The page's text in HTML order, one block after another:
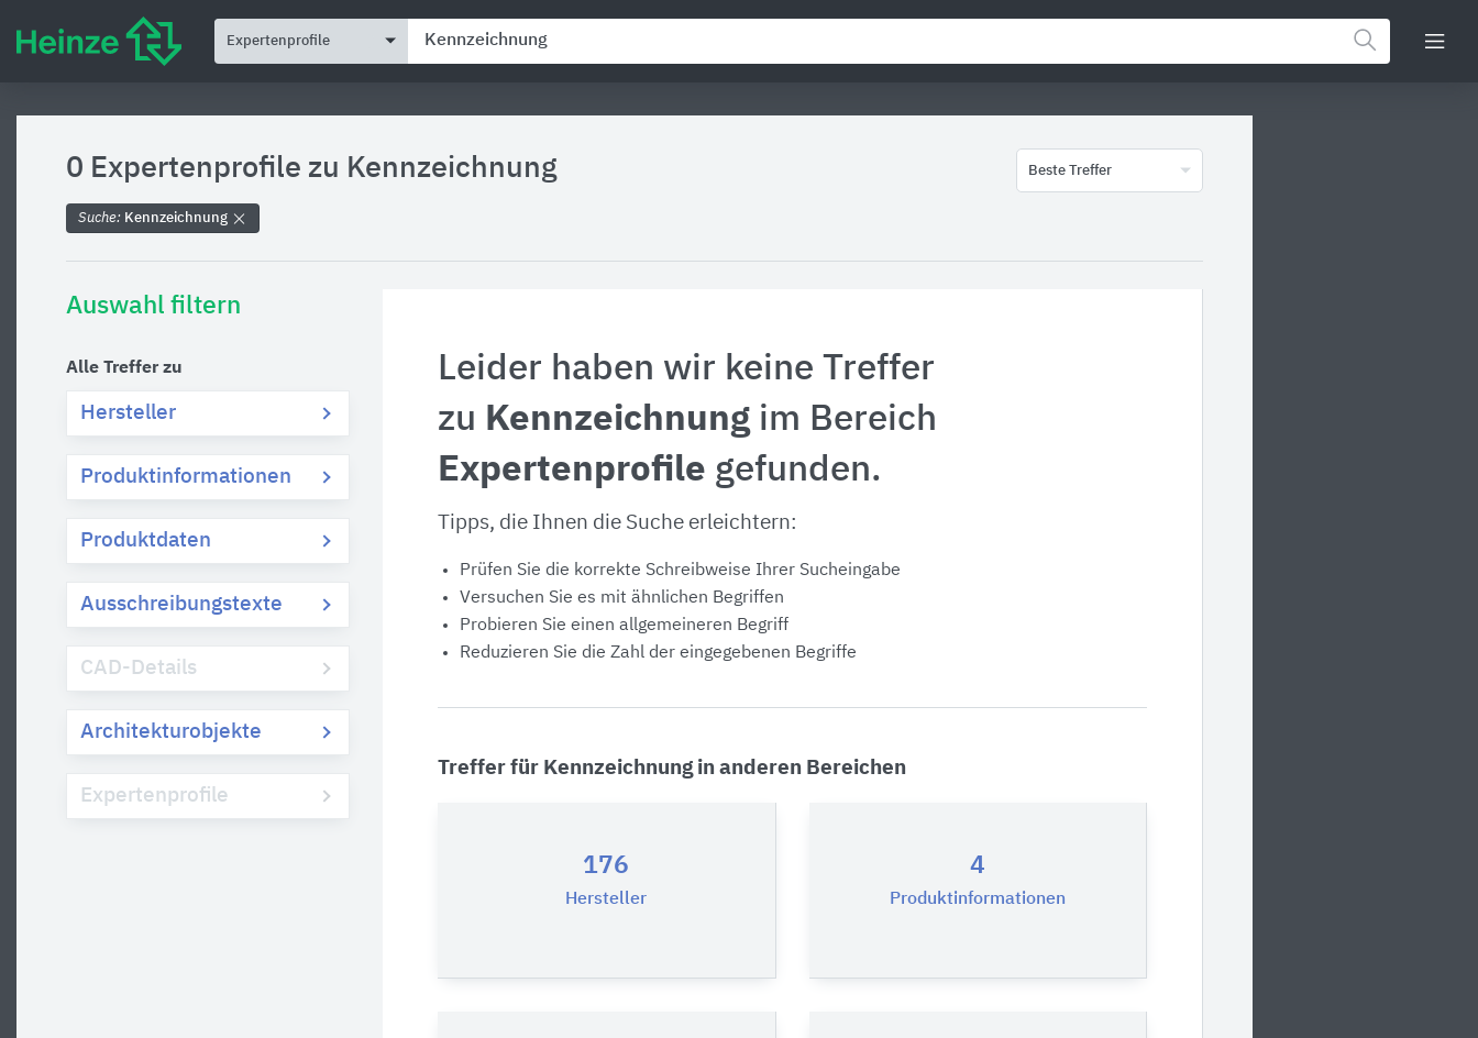
Expertenprofile
0 Expertenprofile zu Kennzeichnung Beste Treffer
Suche: Kennzeichnung
Auswahl filtern
Alle Treffer zu
Hersteller
Produktinformationen
Produktdaten
Ausschreibungstexte
CAD-Details
Architekturobjekte
Expertenprofile
Leider haben wir keine Treffer
zu Kennzeichnung im Bereich
Expertenprofile gefunden.
Tipps, die Ihnen die Suche erleichtern:
Prüfen Sie die korrekte Schreibweise Ihrer Sucheingabe
Versuchen Sie es mit ähnlichen Begriffen
Probieren Sie einen allgemeineren Begriff
Reduzieren Sie die Zahl der eingegebenen Begriffe
Treffer für Kennzeichnung in anderen Bereichen
176
Hersteller
4
Produktinformationen